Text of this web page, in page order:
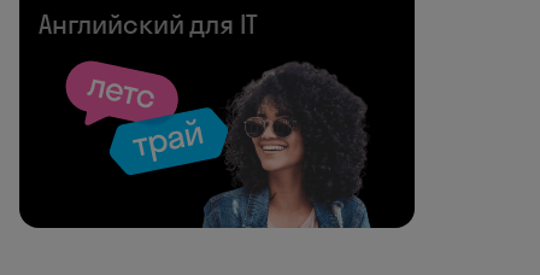
Английский для IT